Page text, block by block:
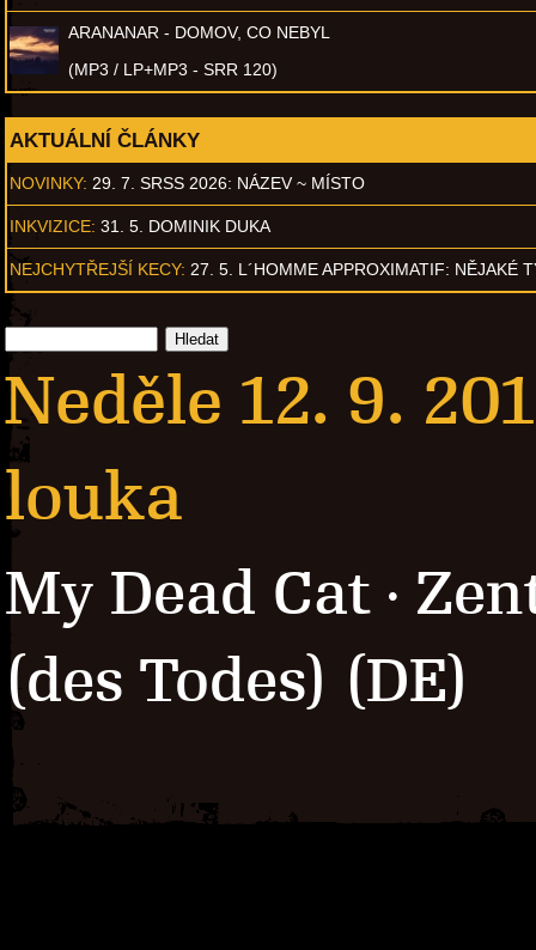
ARANANAR - DOMOV, CO NEBYL
(MP3 / LP+MP3 - SRR 120)
AKTUÁLNÍ ČLÁNKY
NOVINKY: 29. 7. SRSS 2026: NÁZEV ~ MÍSTO
INKVIZICE: 31. 5. DOMINIK DUKA
NEJCHYTŘEJŠÍ KECY: 27. 5. L´HOMME APPROXIMATIF: NĚJAKÉ
Neděle 12. 9.
louka
My Dead Cat ·
(des Todes) (DE)